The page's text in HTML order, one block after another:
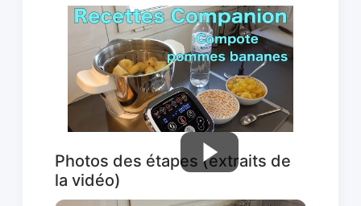
Photos des étapes (extraits de
la vidéo)